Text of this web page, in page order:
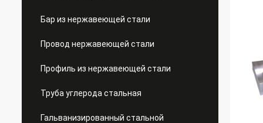
Бар из нержавеющей стали
Провод нержавеющей стали
Профиль из нержавеющей стали
Труба углерода стальная
Гальванизированный стальной